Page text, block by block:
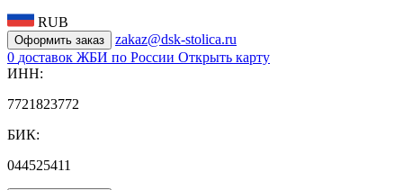
RUB
Оформить заказ
zakaz@dsk-stolica.ru
0 доставок ЖБИ по России Открыть карту
ИНН:
7721823772
БИК:
044525411